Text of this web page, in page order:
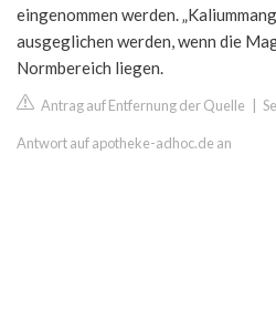
eingenommen werden.
ausgeglichen werden, wenn die
Normbereich liegen.
Antrag auf Entfernung der Quelle
Antwort auf apotheke-adhoc.de an